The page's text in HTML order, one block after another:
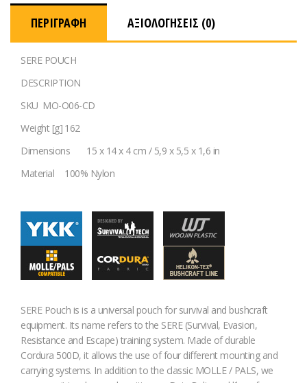
ΠΕΡΙΓΡΑΦΉ ΑΞΙΟΛΟΓΉΣΕΙΣ (0)
SERE POUCH
DESCRIPTION
SKU MO-O06-CD
Weight [g] 162
Dimensions
15 x 14 x 4 cm / 5,9 x 5,5 x 1,6 in
Material
100% Nylon
SERE Pouch is is a universal pouch for survival and bushcraft
equipment. Its name refers to the SERE (Survival, Evasion,
Resistance and Escape) training system. Made of durable
Cordura 500D, it allows the use of four different mounting and
carrying systems. In addition to the classic MOLLE / PALS, we